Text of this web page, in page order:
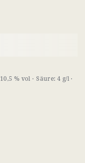
10,5 % vol Säure: 4 g/l